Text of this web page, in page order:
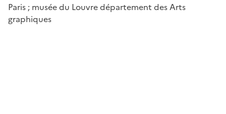
Paris ; musée du Louvre département des Arts
graphiques